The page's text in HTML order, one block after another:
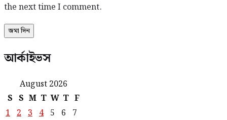
the next time I comment.
আর্কাইভস
August 2026
S S M T W T F
1 2 3 4 5 6 7